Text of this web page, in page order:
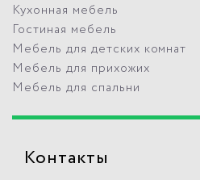
Кухонная мебель
Гостиная мебель
Мебель для детских комнат
Мебель для прихожих
Мебель для спальни
Контакты